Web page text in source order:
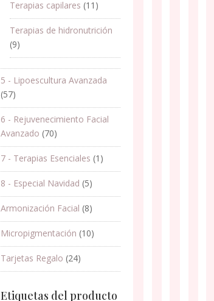
Terapias capilares (11)
Terapias de hidronutrición
(9)
5 - Lipoescultura Avanzada
(57)
6 - Rejuvenecimiento Facial
Avanzado (70)
7 - Terapias Esenciales (1)
8 - Especial Navidad (5)
Armonización Facial (8)
Micropigmentación (10)
Tarjetas Regalo (24)
Etiquetas del producto